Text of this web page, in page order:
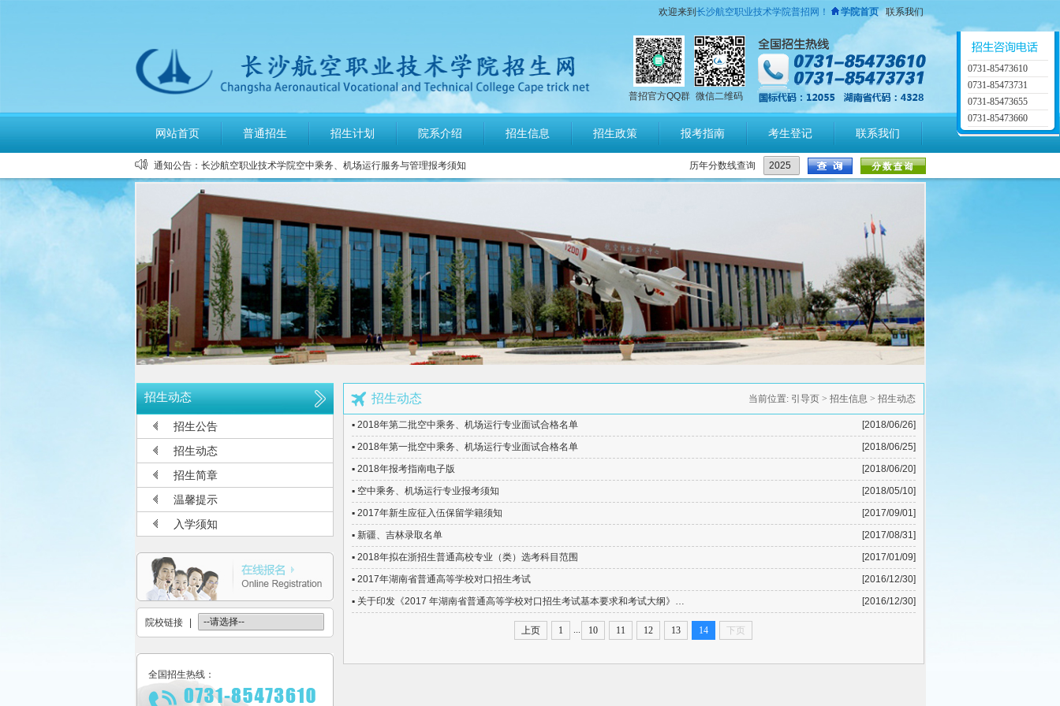
0731-85473610
0731-85473731
0731-85473655
0731-85473660
学院首页 联系我们
欢迎来到 长沙航空职业技术学院普招网！
普招官方QQ群 微信二维码
网站首页 普通招生 招生计划 院系介绍 招生信息 招生政策 报考指南 考生登记 联系我们
通知公告：
公布2026年高考招生录取使用电话号码
长沙航空职业技术学院空中乘务、机场运行服务与管理报考须知
多少分可报考长沙航空职业技术学院
长沙航空职业技术学院2026年定向培养军士报考须知
长沙航空职业技术学院2026年报考指南
长沙航空职业技术学院2026年招生计划发布
长沙航空职业技术学院2026年招生章程
2026年单招录取分数线及录取名单公示
2026年单独招生一志愿考试成绩查询
关于参加2026年单独招生考试的温馨提示
公布2026年高考招生录取使用电话号码
长沙航空职业技术学院空中乘务、机场运行服务与管理报考须知
多少分可报考长沙航空职业技术学院
长沙航空职业技术学院2026年定向培养军士报考须知
长沙航空职业技术学院2026年报考指南
长沙航空职业技术学院2026年招生计划发布
长沙航空职业技术学院2026年招生章程
2026年单招录取分数线及录取名单公示
2026年单独招生一志愿考试成绩查询
关于参加2026年单独招生考试的温馨提示
历年分数线查询
招生动态
招生公告
招生动态
招生简章
温馨提示
入学须知
院校链接
全国招生热线：
招生动态 当前位置: 引导页> 招生信息 > 招生动态
[2018/06/26]
▪ 2018年第二批空中乘务、机场运行专业面试合格名单
[2018/06/25]
▪ 2018年第一批空中乘务、机场运行专业面试合格名单
[2018/06/20]
▪ 2018年报考指南电子版
[2018/05/10]
▪ 空中乘务、机场运行专业报考须知
[2017/09/01]
▪ 2017年新生应征入伍保留学籍须知
[2017/08/31]
▪ 新疆、吉林录取名单
[2017/01/09]
▪ 2018年拟在浙招生普通高校专业（类）选考科目范围
[2016/12/30]
▪ 2017年湖南省普通高等学校对口招生考试
[2016/12/30]
▪ 关于印发《2017 年湖南省普通高等学校对口招生考试基本要求和考试大纲》…
上页 1 10 11 12 13 14 下页